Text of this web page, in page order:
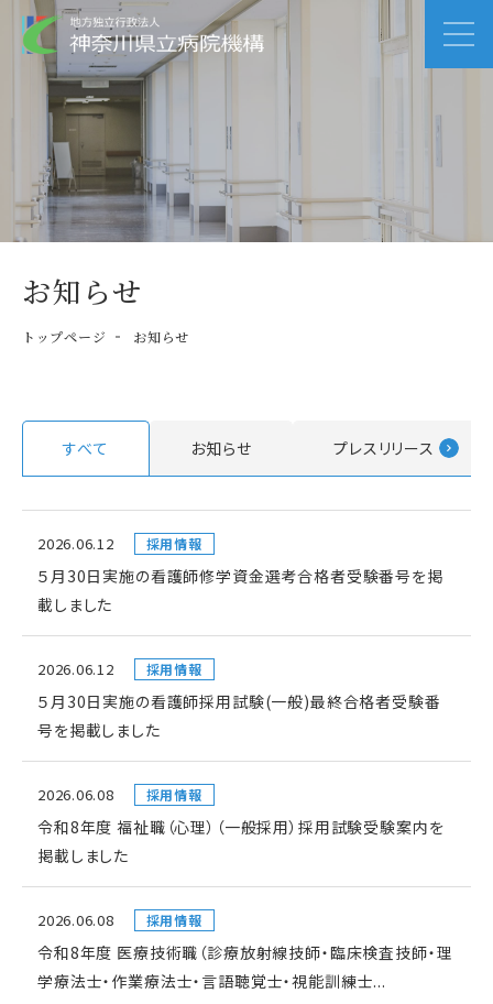
お知らせ
トップページ お知らせ
すべて お知らせ プレスリリース
2026.06.12 採用情報
５月30日実施の看護師修学資金選考合格者受験番号を掲
載しました
2026.06.12 採用情報
５月30日実施の看護師採用試験(一般)最終合格者受験番
号を掲載しました
2026.06.08 採用情報
令和8年度 福祉職（心理）（一般採用）採用試験受験案内を
掲載しました
2026.06.08 採用情報
令和8年度 医療技術職（診療放射線技師・臨床検査技師・理
学療法士・作業療法士・言語聴覚士・視能訓練士...